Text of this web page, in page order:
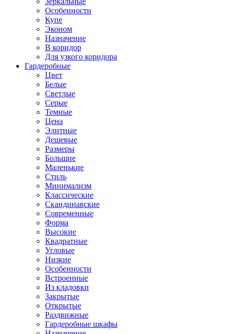
Особенности
Купе
Эконом
Назначение
В коридор
Для узкого коридора
Гардеробные
Цвет
Белые
Светлые
Серые
Темные
Цена
Элитные
Дешевые
Размеры
Большие
Маленькие
Стиль
Минимализм
Классические
Скандинавские
Современные
Форма
Высокие
Квадратные
Угловые
Низкие
Особенности
Встроенные
Из кладовки
Закрытые
Открытые
Раздвижные
Гардеробные шкафы